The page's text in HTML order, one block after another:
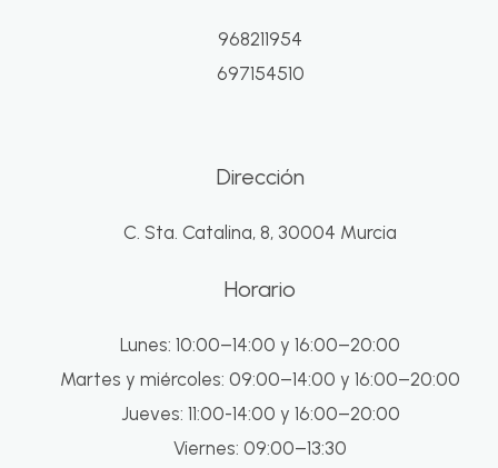
968211954
697154510
Dirección
C. Sta. Catalina, 8, 30004 Murcia
Horario
Lunes: 10:00–14:00 y 16:00–20:00
Martes y miércoles: 09:00–14:00 y 16:00–20:00
Jueves: 11:00-14:00 y 16:00–20:00
Viernes: 09:00–13:30